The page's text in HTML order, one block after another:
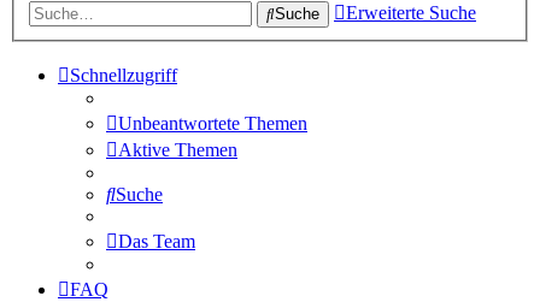
Suche Erweiterte Suche
Schnellzugriff
Unbeantwortete Themen
Aktive Themen
Suche
Das Team
FAQ